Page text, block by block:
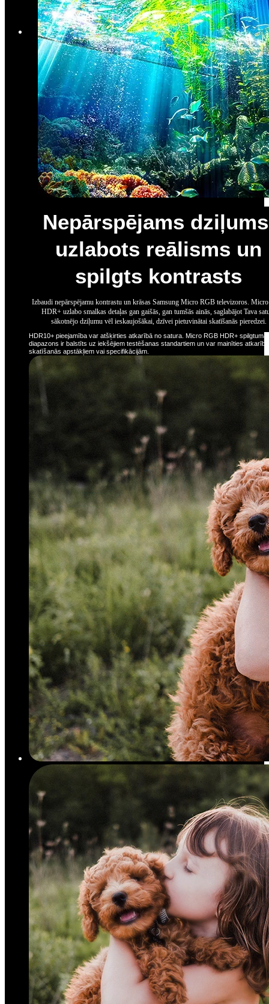
Nepārspējams
uzlabots reālisms un
spilgts kontrasts
Izbaudi nepārspējamu kontrastu un krāsas Samsung Micro RGB televizoros.
HDR+ uzlabo smalkas detaļas gan gaišās, gan tumšās ainās, saglabājot Tava
sākotnējo dziļumu vēl ieskaujošākai, dzīvei pietuvinātai skatīšanās pieredzei.
HDR10+ pieejamība var atšķirties atkarībā no satura. Micro RGB HDR+ spilgtuma
diapazons ir balstīts uz iekšējiem testēšanas standartiem un var mainīties
skatīšanās apstākļiem vai specifikācijām.